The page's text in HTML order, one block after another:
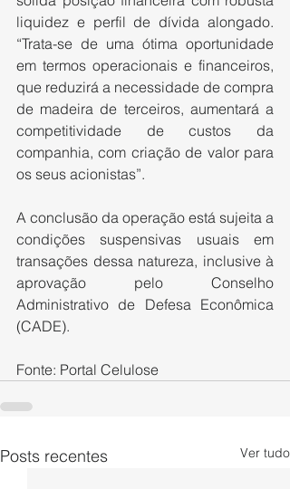
liquidez e perfil de dívida alongado.
“Trata-se de uma ótima oportunidade
em termos operacionais e financeiros,
que reduzirá a necessidade de compra
de madeira de terceiros, aumentará a
competitividade de custos da
companhia, com criação de valor para
os seus acionistas”.
A conclusão da operação está sujeita a
condições suspensivas usuais em
transações dessa natureza, inclusive à
aprovação pelo Conselho
Administrativo de Defesa Econômica
(CADE).
Fonte: Portal Celulose
Posts recentes Ver tudo